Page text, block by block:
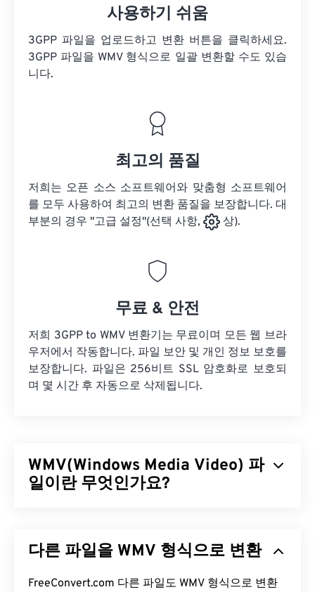
사용하기 쉬움
3GPP 파일을 업로드하고 변환 버튼을 클릭하세요.
3GPP 파일을 WMV 형식으로 일괄 변환할 수도 있습
니다.
최고의 품질
저희는 오픈 소스 소프트웨어와 맞춤형 소프트웨어
를 모두 사용하여 최고의 변환 품질을 보장합니다. 대
부분의 경우 "고급 설정"(선택 사항,
상).
무료 & 안전
저희 3GPP to WMV 변환기는 무료이며 모든 웹 브라
우저에서 작동합니다. 파일 보안 및 개인 정보 보호를
보장합니다. 파일은 256비트 SSL 암호화로 보호되
며 몇 시간 후 자동으로 삭제됩니다.
WMV(Windows Media Video) 파
일이란 무엇인가요?
축하여 비디오 화질을 유지하면서 관리하기 쉬운 파
라는 디지털 컨테이너 형식은 WMV 파일을 캡슐화하
다른 파일을 WMV 형식으로 변환
FreeConvert.com 다른 파일도 WMV 형식으로 변환